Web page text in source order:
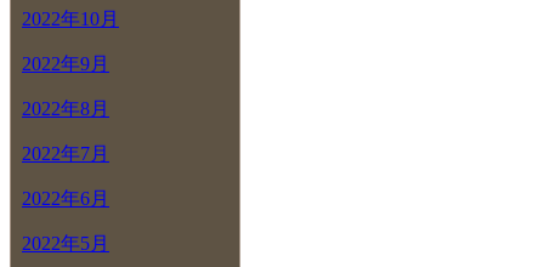
2022年10月
2022年9月
2022年8月
2022年7月
2022年6月
2022年5月